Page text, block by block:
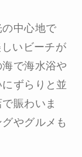
中心地で
いビーチが
で海水浴や
ずらりと並
賑わいま
やグルメも